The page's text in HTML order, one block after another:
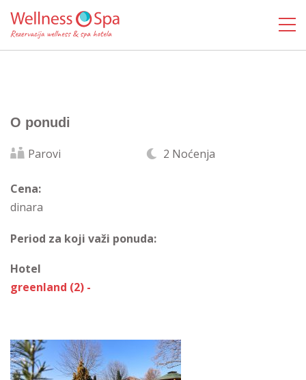
O ponudi
Parovi 2 Noćenja
Cena:
dinara
Period za koji važi ponuda:
Hotel
greenland (2) -